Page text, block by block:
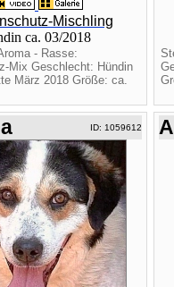
Mischling
ca. 03/2018
- Rasse:
Mix Geschlecht: Hündin
März 2018 Größe: ca.
ID: 1059612